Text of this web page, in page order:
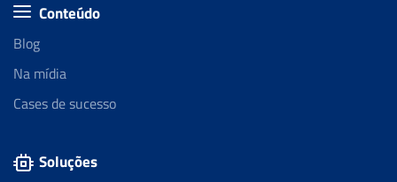
Conteúdo
Blog
Na mídia
Cases de sucesso
Soluções